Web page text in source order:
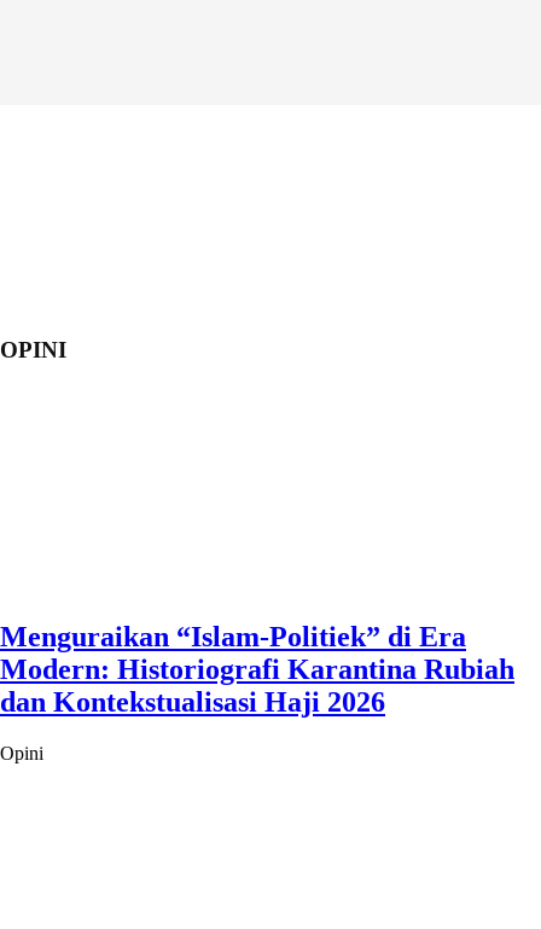
OPINI
Menguraikan “Islam-Politiek” di Era
Modern: Historiografi Karantina Rubiah
dan Kontekstualisasi Haji 2026
Opini